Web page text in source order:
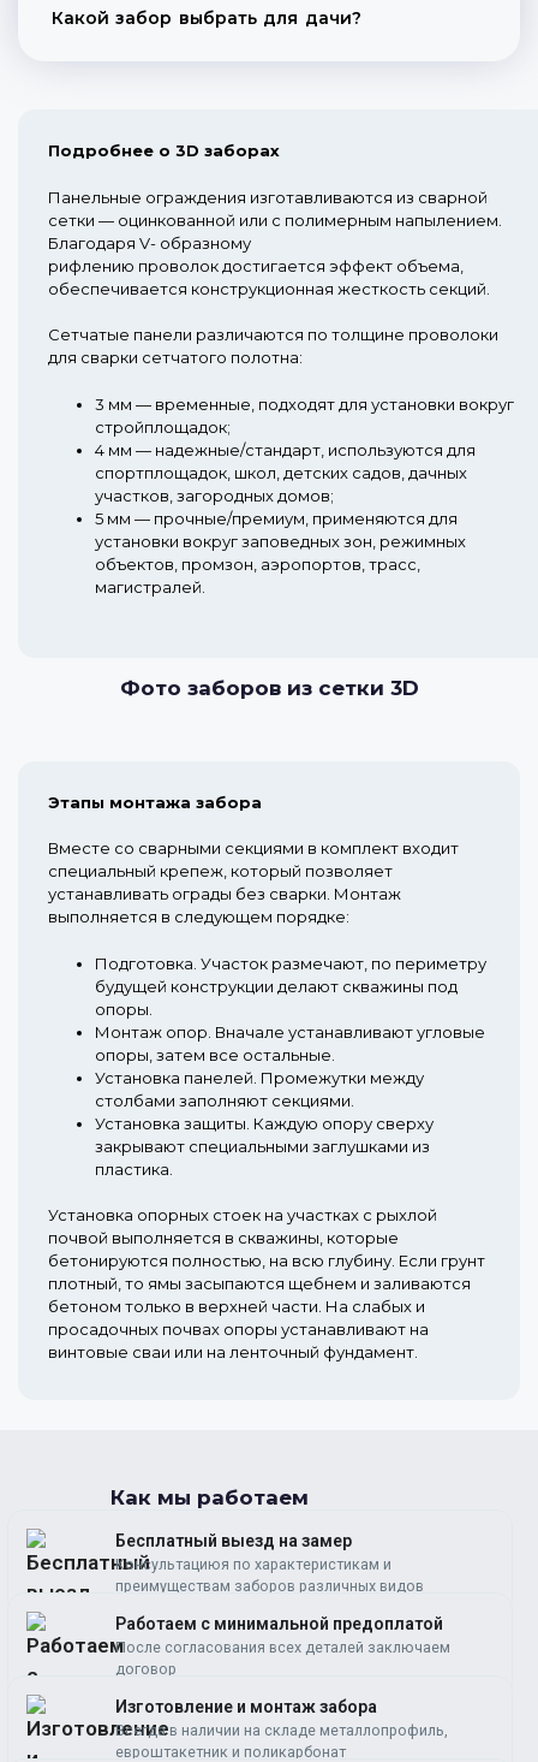
Какой забор выбрать для дачи?
Подробнее о 3D заборах
Панельные ограждения изготавливаются из сварной
сетки — оцинкованной или с полимерным напылением.
Благодаря V- образному
рифлению проволок достигается эффект объема,
обеспечивается конструкционная жесткость секций.
Сетчатые панели различаются по толщине проволоки
для сварки сетчатого полотна:
3 мм — временные, подходят для установки вокруг
стройплощадок;
4 мм — надежные/стандарт, используются для
спортплощадок, школ, детских садов, дачных
участков, загородных домов;
5 мм — прочные/премиум, применяются для
установки вокруг заповедных зон, режимных
объектов, промзон, аэропортов, трасс,
магистралей.
Фото заборов из сетки 3D
Этапы монтажа забора
Вместе со сварными секциями в комплект входит
специальный крепеж, который позволяет
устанавливать ограды без сварки. Монтаж
выполняется в следующем порядке:
Подготовка. Участок размечают, по периметру
будущей конструкции делают скважины под
опоры.
Монтаж опор. Вначале устанавливают угловые
опоры, затем все остальные.
Установка панелей. Промежутки между
столбами заполняют секциями.
Установка защиты. Каждую опору сверху
закрывают специальными заглушками из
пластика.
Установка опорных стоек на участках с рыхлой
почвой выполняется в скважины, которые
бетонируются полностью, на всю глубину. Если грунт
плотный, то ямы засыпаются щебнем и заливаются
бетоном только в верхней части. На слабых и
просадочных почвах опоры устанавливают на
винтовые сваи или на ленточный фундамент.
Как мы работаем
Бесплатный выезд на замер
Консультациюя по характеристикам и
преимуществам заборов различных видов
Работаем c минимальной предоплатой
После согласования всех деталей заключаем
договор
Изготовление и монтаж забора
Всегда в наличии на складе металлопрофиль,
евроштакетник и поликарбонат